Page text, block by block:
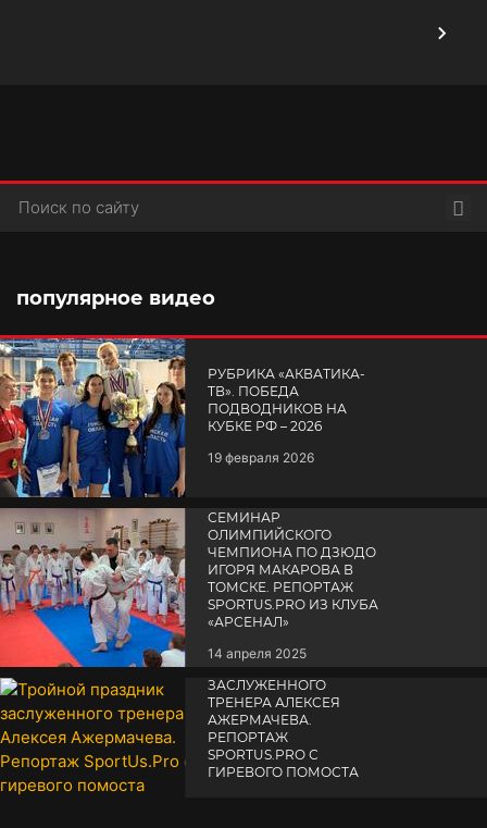
популярное видео
РУБРИКА «АКВАТИКА-
TВ». ПОБЕДА
ПОДВОДНИКОВ НА
КУБКЕ РФ – 2026
19 февраля 2026
СЕМИНАР
ОЛИМПИЙСКОГО
ЧЕМПИОНА ПО ДЗЮДО
ИГОРЯ МАКАРОВА В
ТОМСКЕ. РЕПОРТАЖ
SPORTUS.PRO ИЗ КЛУБА
«АРСЕНАЛ»
14 апреля 2025
ЗАСЛУЖЕННОГО
ТРЕНЕРА АЛЕКСЕЯ
АЖЕРМАЧЕВА.
РЕПОРТАЖ
SPORTUS.PRO С
ГИРЕВОГО ПОМОСТА